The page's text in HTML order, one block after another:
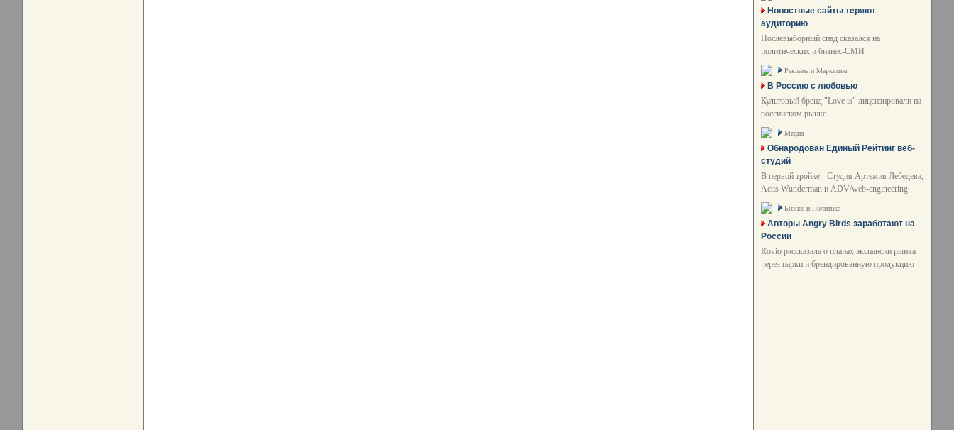
Новостные сайты теряют
аудиторию
Послевыборный спад сказался на
политических и бизнес-СМИ
Реклама и Маркетинг
В Россию с любовью
Культовый бренд "Love is" лицензировали на
российском рынке
Медиа
Обнародован Единый Рейтинг веб-
студий
В первой тройке - Студия Артемия Лебедева,
Actis Wunderman и ADV/web-engineering
Бизнес и Политика
Авторы Angry Birds заработают на
России
Rovio рассказала о планах экспансии рынка
через парки и брендированную продукцию